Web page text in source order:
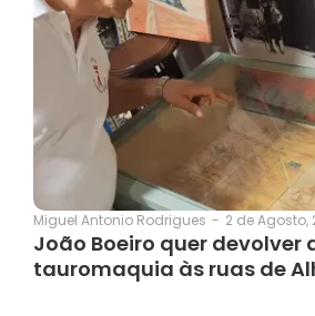
Miguel Antonio Rodrigues - 2 de Agosto,
João Boeiro quer devolver
tauromaquia às ruas de